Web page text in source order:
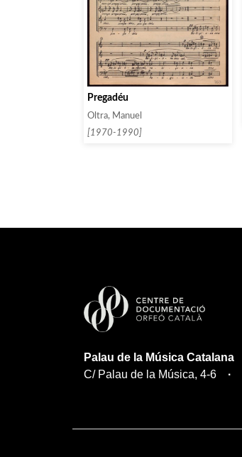
Pregadéu
Oltra, Manuel
[1970-1990]
Palau de la Música Catalana
C/ Palau de la Música, 4-6